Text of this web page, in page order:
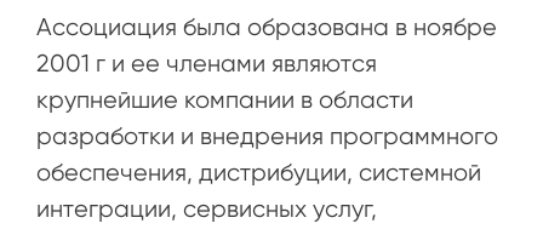
Ассоциация была образована в ноябре
2001 г и ее членами являются
крупнейшие компании в области
разработки и внедрения программного
обеспечения, дистрибуции, системной
интеграции, сервисных услуг,